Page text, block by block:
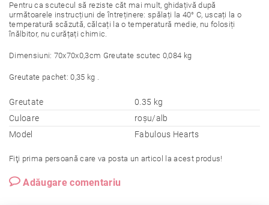
Pentru ca scutecul să reziste căt mai mult, ghidațivă după
următoarele instrucțiuni de întreținere: spălați la 40° C, uscați la o
temperatură scăzută, călcați la o temperatură medie, nu folosiți
înălbitor, nu curățați chimic.
Dimensiuni: 70x70x0,3cm Greutate scutec 0,084 kg
Greutate pachet: 0,35 kg .
Greutate
0.35 kg
Culoare
roșu/alb
Model
Fabulous Hearts
Fiţi prima persoană care va posta un articol la acest produs!
Adăugare comentariu